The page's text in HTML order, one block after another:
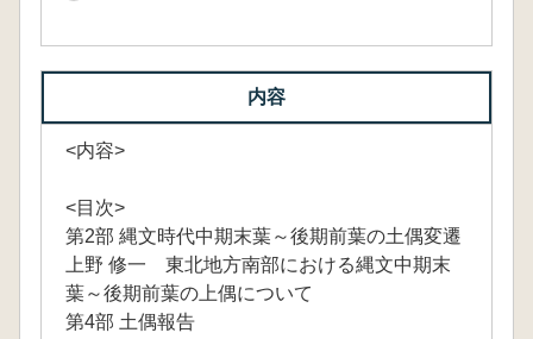
内容
<内容>
<目次>
第2部 縄文時代中期末葉～後期前葉の土偶変遷
上野 修一 東北地方南部における縄文中期末
葉～後期前葉の上偶について
第4部 土偶報告